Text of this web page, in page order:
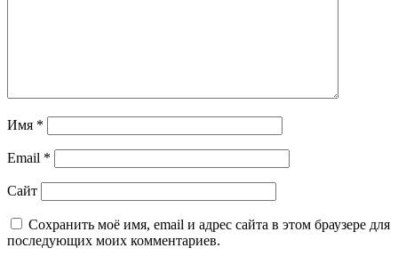
Имя *
Email *
Сайт
Сохранить моё имя, email и адрес сайта в этом браузере для
последующих моих комментариев.